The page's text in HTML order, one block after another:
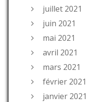
juillet 2021
juin 2021
mai 2021
avril 2021
mars 2021
février 2021
janvier 2021